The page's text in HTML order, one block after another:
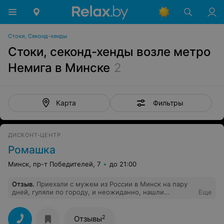
Стоки, Секонд-хенды
Стоки, секонд-хенды возле метро
Немига в Минске 2
Карта Фильтры
ДИСКОНТ-ЦЕНТР
Ромашка
Минск, пр-т Победителей, 7 до 21:00
Отзыв. Приехали с мужем из России в Минск на пару
дней, гуляли по городу, и неожиданно, нашли
наверх, сразу услышали приятную музыку и увидели
красивый зал с одеждой. Зависли мы с мужем там,
Еще
Отзывы2